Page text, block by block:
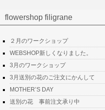
flowershop filigrane
２月のワークショップ
WEBSHOP新しくなりました。
3月のワークショップ
3月送別の花のご注文にかんして
MOTHER’S DAY
送別の花 事前注文承り中